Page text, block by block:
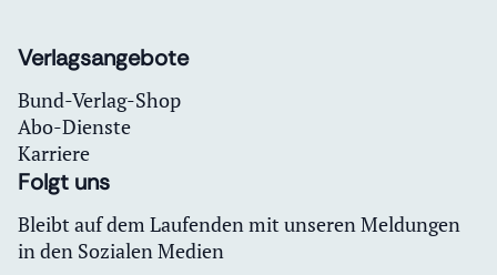
Verlagsangebote
Bund-Verlag-Shop
Abo-Dienste
Karriere
Folgt uns
Bleibt auf dem Laufenden mit unseren Meldungen
in den Sozialen Medien